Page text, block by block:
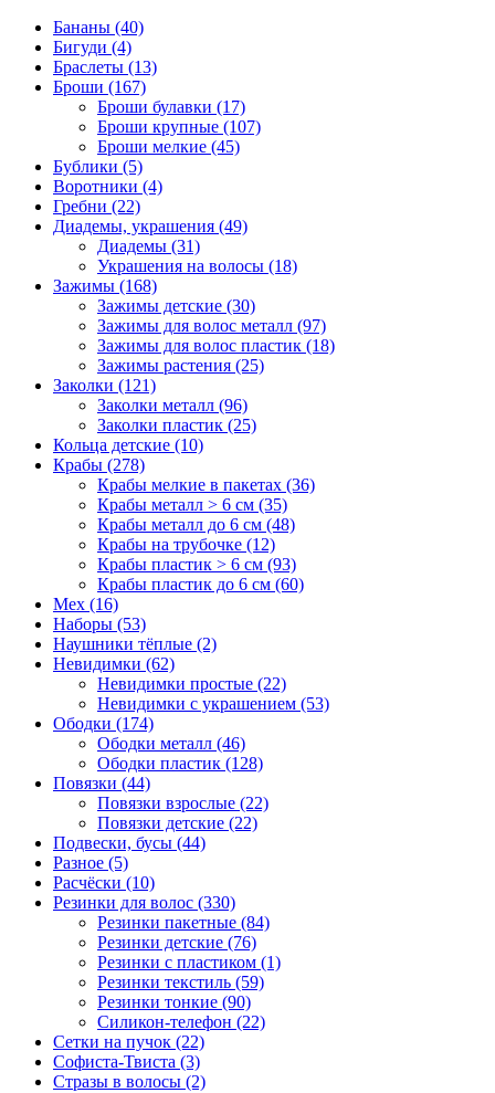
Бананы (40)
Бигуди (4)
Браслеты (13)
Броши (167)
Броши булавки (17)
Броши крупные (107)
Броши мелкие (45)
Бублики (5)
Воротники (4)
Гребни (22)
Диадемы, украшения (49)
Диадемы (31)
Украшения на волосы (18)
Зажимы (168)
Зажимы детские (30)
Зажимы для волос металл (97)
Зажимы для волос пластик (18)
Зажимы растения (25)
Заколки (121)
Заколки металл (96)
Заколки пластик (25)
Кольца детские (10)
Крабы (278)
Крабы мелкие в пакетах (36)
Крабы металл > 6 см (35)
Крабы металл до 6 см (48)
Крабы на трубочке (12)
Крабы пластик > 6 см (93)
Крабы пластик до 6 см (60)
Мех (16)
Наборы (53)
Наушники тёплые (2)
Невидимки (62)
Невидимки простые (22)
Невидимки с украшением (53)
Ободки (174)
Ободки металл (46)
Ободки пластик (128)
Повязки (44)
Повязки взрослые (22)
Повязки детские (22)
Подвески, бусы (44)
Разное (5)
Расчёски (10)
Резинки для волос (330)
Резинки пакетные (84)
Резинки детские (76)
Резинки с пластиком (1)
Резинки текстиль (59)
Резинки тонкие (90)
Силикон-телефон (22)
Сетки на пучок (22)
Софиста-Твиста (3)
Стразы в волосы (2)